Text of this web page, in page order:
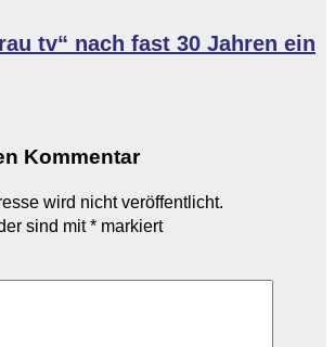
tv“ nach fast 30 Jahren ein
Kommentar
wird nicht veröffentlicht.
sind mit* markiert